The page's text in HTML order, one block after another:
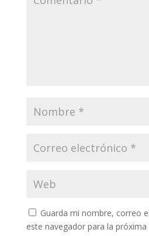
Guarda mi nombre, correo
este navegador para la